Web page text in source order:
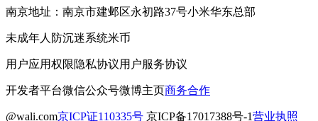
南京地址：南京市建邺区永初路37号小米华东总部
未成年人防沉迷系统米币
用户应用权限隐私协议用户服务协议
开发者平台微信公众号微博主页商务合作
@wali.com京ICP证110335号 京ICP备17017388号-1营业执照